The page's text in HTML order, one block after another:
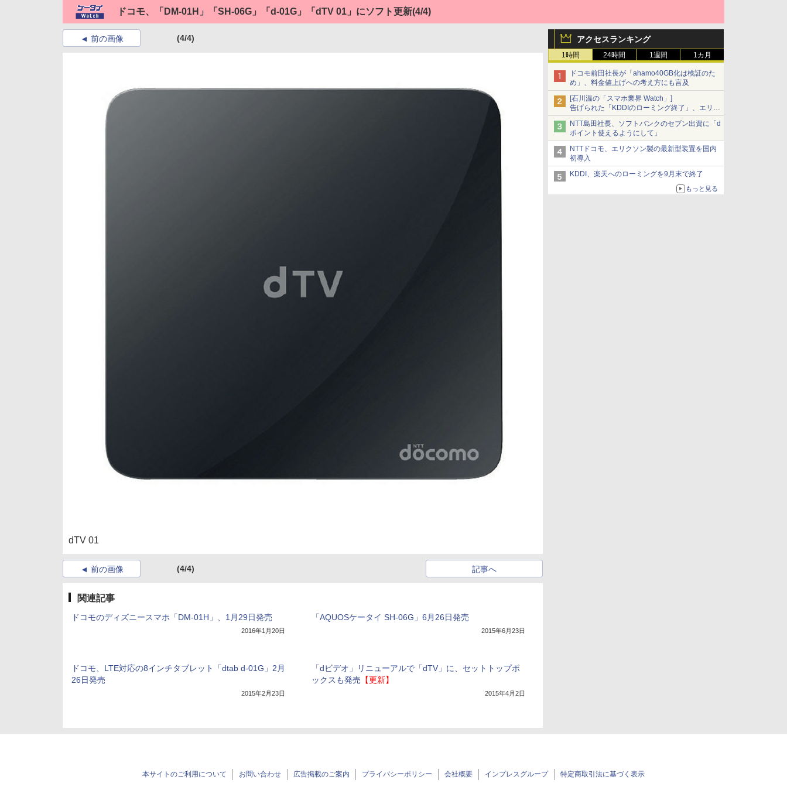
ドコモ、「DM-01H」「SH-06G」「d-01G」「dTV 01」にソフト更新(4/4)
アクセスランキング
1時間 24時間 1週間 1カ月
ドコモ前田社長が「ahamo40GB化は検証のた
め」、料金値上げへの考え方にも言及
[石川温の「スマホ業界 Watch」]
告げられた「KDDIのローミング終了」、エリア
マップの落とし穴と楽天モバイルの課題
NTT島田社長、ソフトバンクのセブン出資に「d
ポイント使えるようにして」
NTTドコモ、エリクソン製の最新型装置を国内
初導入
KDDI、楽天へのローミングを9月末で終了
もっと見る
前の画像 (4/4)
dTV 01
前の画像 (4/4) 記事へ
関連記事
ドコモのディズニースマホ「DM-01H」、1月29日発売
2016年1月20日
「AQUOSケータイ SH-06G」6月26日発売
2015年6月23日
ドコモ、LTE対応の8インチタブレット「dtab d-01G」2月
26日発売
2015年2月23日
「dビデオ」リニューアルで「dTV」に、セットトップボ
ックスも発売 【更新】
2015年4月2日
本サイトのご利用について お問い合わせ 広告掲載のご案内 プライバシーポリシー 会社概要 インプレスグループ 特定商取引法に基づく表示